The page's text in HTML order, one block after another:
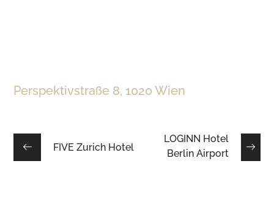
Perspektivstraße 8, 1020 Wien
FIVE Zurich Hotel
LOGINN Hotel
Berlin Airport